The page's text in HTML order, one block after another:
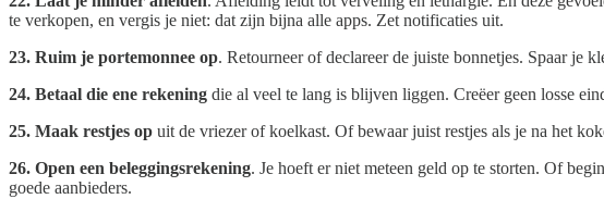
te verkopen, en vergis je niet: dat zijn bijna alle apps. Zet notificaties uit.
23. Ruim je portemonnee op. Retourneer of declareer de juiste bonnetjes. Spaar je
24. Betaal die ene rekening die al veel te lang is blijven liggen. Creëer geen losse
25. Maak restjes op uit de vriezer of koelkast. Of bewaar juist restjes als je na het
26. Open een beleggingsrekening. Je hoeft er niet meteen geld op te storten. Of
goede aanbieders.